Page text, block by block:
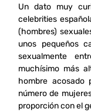
Un dato muy
celebrities
(hombres)
unos pequeños
sexualmente
muchísimo más
hombre
número de
proporción con el